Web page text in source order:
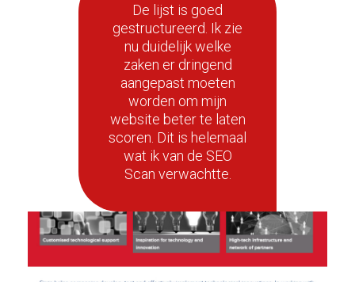
De lijst is goed
gestructureerd. Ik zie
nu duidelijk welke
zaken er dringend
aangepast moeten
worden om mijn
website beter te laten
scoren. Dit is helemaal
wat ik van de SEO
Scan verwachtte.